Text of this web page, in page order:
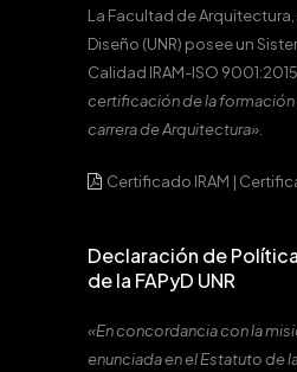
La Facultad de
Diseño (UNR) posee un
Calidad IRAM-ISO
certificación de la
carrera de Arquitectura».
Certificado IRAM |
Declaración de
de la FAPyD UNR
«En concordancia con la
enunciada en el Estatuto de